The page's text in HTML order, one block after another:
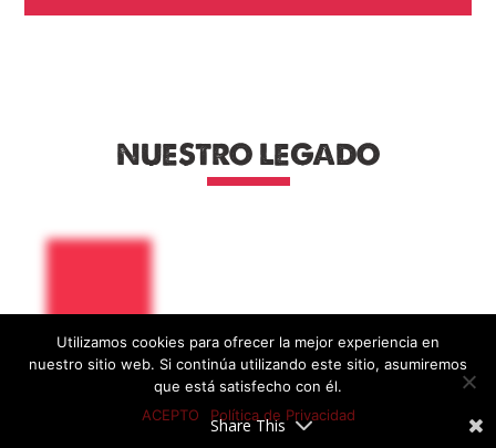
NUESTRO LEGADO
Revista Poborina Folk
Una labor de la que nos sentimos muy
Share This
Utilizamos cookies para ofrecer la mejor experiencia en
nuestro sitio web. Si continúa utilizando este sitio, asumiremos
que está satisfecho con él.
ACEPTO
Política de Privacidad